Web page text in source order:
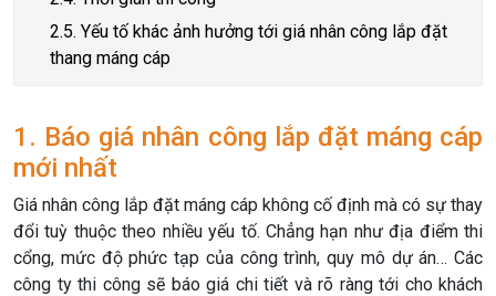
2.5. Yếu tố khác ảnh hưởng tới giá nhân công lắp đặt
thang máng cáp
1. Báo giá nhân công lắp đặt máng cáp
mới nhất
Giá nhân công lắp đặt máng cáp không cố định mà có sự thay
đổi tuỳ thuộc theo nhiều yếu tố. Chẳng hạn như địa điểm thi
cổng, mức độ phức tạp của công trình, quy mô dự án… Các
công ty thi công sẽ báo giá chi tiết và rõ ràng tới cho khách